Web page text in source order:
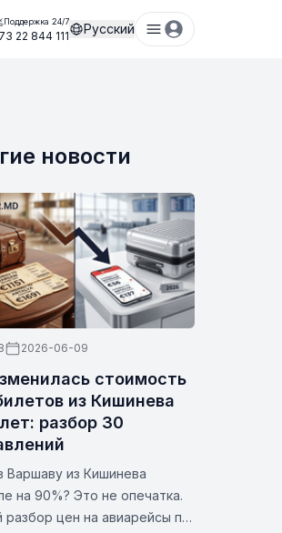
Поддержка 24/7
22 844 111 Русский
новости
2026-06-09
стоимость
из Кишинева
разбор 30
Варшаву из Кишинева
на 90%? Это не опечатка.
разбор цен на авиарейсы по